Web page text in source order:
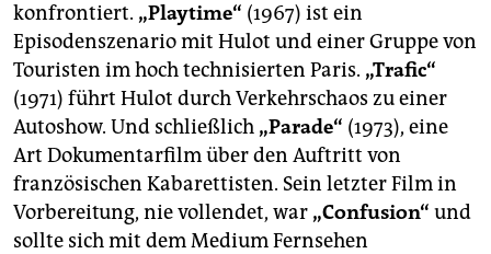
konfrontiert. „Playtime“ (1967) ist ein
Episodenszenario mit Hulot und einer Gruppe von
Touristen im hoch technisierten Paris. „Trafic“
(1971) führt Hulot durch Verkehrschaos zu einer
Autoshow. Und schließlich „Parade“ (1973), eine
Art Dokumentarfilm über den Auftritt von
französischen Kabarettisten. Sein letzter Film in
Vorbereitung, nie vollendet, war „Confusion“ und
sollte sich mit dem Medium Fernsehen